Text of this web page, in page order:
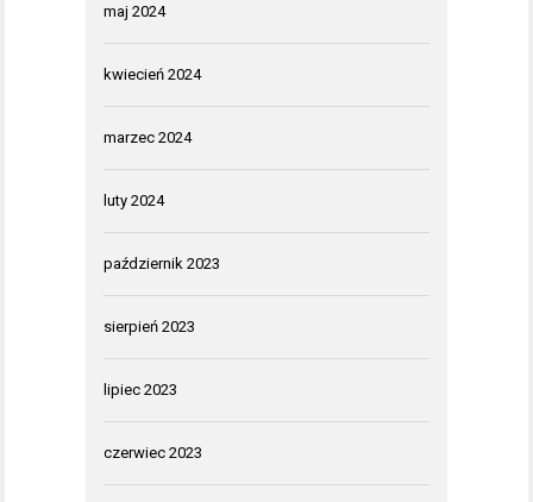
maj 2024
kwiecień 2024
marzec 2024
luty 2024
październik 2023
sierpień 2023
lipiec 2023
czerwiec 2023